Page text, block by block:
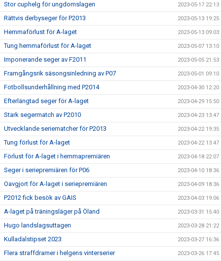
Stor cuphelg för ungdomslagen 2023-05-17 22:13
Rättvis derbyseger för P2013 2023-05-13 19:25
Hemmaförlust för A-laget 2023-05-13 09:03
Tung hemmaförlust för A-laget 2023-05-07 13:10
Imponerande seger av F2011 2023-05-05 21:53
Framgångsrik säsongsinledning av P07 2023-05-01 09:10
Fotbollsunderhållning med P2014 2023-04-30 12:20
Efterlängtad seger för A-laget 2023-04-29 15:50
Stark segermatch av P2010 2023-04-23 13:47
Utvecklande seriematcher för P2013 2023-04-22 19:35
Tung förlust för A-laget 2023-04-22 13:47
Förlust för A-laget i hemmapremiären 2023-04-18 22:07
Seger i seriepremiären för P06 2023-04-10 18:36
Oavgjort för A-laget i seriepremiären 2023-04-09 18:36
P2012 fick besök av GAIS 2023-04-03 19:06
A-laget på träningsläger på Öland 2023-03-31 15:40
Hugo landslagsuttagen 2023-03-28 21:22
Kulladalstipset 2023 2023-03-27 16:36
Flera straffdramer i helgens vinterserier 2023-03-26 17:45